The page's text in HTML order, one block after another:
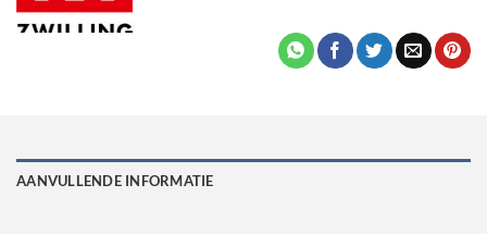
AANVULLENDE INFORMATIE